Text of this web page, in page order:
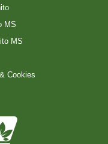
MS
MS
Cookies